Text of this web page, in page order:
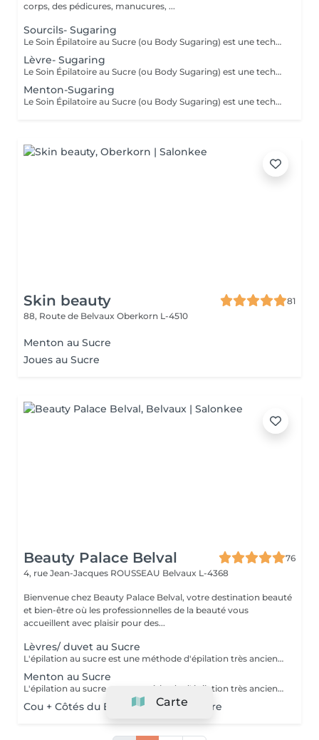
corps, des pédicures, manucures, ...
Sourcils- Sugaring
Le Soin Épilatoire au Sucre (ou Body Sugaring) est une technique d'épilation bien particulière, qui rencontre de plus en plus de succès. Pourtant utilisée depuis des siècle, ce soin épilatoire est très efficafce pour vaincre les poils contrariants, mais il comporte également de nombreux autres avantages : Le soin épilatoire au sucre est : Écologique et 100% Vegan Idéal pour les personnes souffrants de problèmes de circulation Doté d'un pouvoir exfoliant : le sucre rends la peau belle et lisse Gommant : permet une meilleure prise des poils courts et incarnés Empêche les réaction inflammatoires et les folliculites Une épilation semi-définitive : le sucre coule dans le pore pileux, au plus près des racines pour une meilleure prise du bulbe, sans casser le poil. Leur production diminue de façon spectaculaire : 20 à 40% de poils en moins en 1 an.
Lèvre- Sugaring
Le Soin Épilatoire au Sucre (ou Body Sugaring) est une technique d'épilation bien particulière, qui rencontre de plus en plus de succès. Pourtant utilisée depuis des siècle, ce soin épilatoire est très efficafce pour vaincre les poils contrariants, mais il comporte également de nombreux autres avantages : Le soin épilatoire au sucre est : Écologique et 100% Vegan Idéal pour les personnes souffrants de problèmes de circulation Doté d'un pouvoir exfoliant : le sucre rends la peau belle et lisse Gommant : permet une meilleure prise des poils courts et incarnés Empêche les réaction inflammatoires et les folliculites Une épilation semi-définitive : le sucre coule dans le pore pileux, au plus près des racines pour une meilleure prise du bulbe, sans casser le poil. Leur production diminue de façon spectaculaire : 20 à 40% de poils en moins en 1 an.
Menton-Sugaring
Le Soin Épilatoire au Sucre (ou Body Sugaring) est une technique d'épilation bien particulière, qui rencontre de plus en plus de succès. Pourtant utilisée depuis des siècle, ce soin épilatoire est très efficafce pour vaincre les poils contrariants, mais il comporte également de nombreux autres avantages : Le soin épilatoire au sucre est : Écologique et 100% Vegan Idéal pour les personnes souffrants de problèmes de circulation Doté d'un pouvoir exfoliant : le sucre rends la peau belle et lisse Gommant : permet une meilleure prise des poils courts et incarnés Empêche les réaction inflammatoires et les folliculites Une épilation semi-définitive : le sucre coule dans le pore pileux, au plus près des racines pour une meilleure prise du bulbe, sans casser le poil. Leur production diminue de façon spectaculaire : 20 à 40% de poils en moins en 1 an.
Skin beauty
81
88, Route de Belvaux Oberkorn L-4510
Menton au Sucre
Joues au Sucre
Beauty Palace Belval
76
4, rue Jean-Jacques ROUSSEAU Belvaux L-4368
Bienvenue chez Beauty Palace Belval, votre destination beauté
et bien-être où les professionnelles de la beauté vous
accueillent avec plaisir pour des...
Lèvres/ duvet au Sucre
L'épilation au sucre est une méthode d'épilation très ancienne utilisée depuis 1900 av. JC. Composée d'eau, de jus de citron, de miel et de sucre. 100% naturelle elle à des propriétés exfoliantes. Idéale pour les poils courts, durs ou incarnés. La peau est plus douce et soyeuse.
Menton au Sucre
L'épilation au sucre est une méthode d'épilation très ancienne utilisée depuis 1900 av. JC. Composée d'eau, de jus de citron, de miel et de sucre. 100% naturelle elle à des propriétés exfoliantes. Idéale pour les poils courts, durs ou incarnés. La peau est plus douce et soyeuse.
Cou + Côtés du Bas du Visage au Sucre
Carte